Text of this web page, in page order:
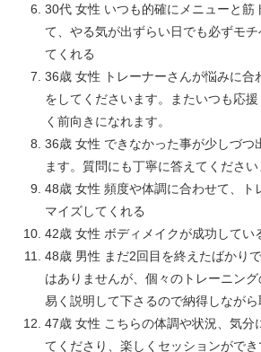
30代 女性 いつも的確にメニューと筋
て、やる気が出ずらい日でも必ずモ
てくれる
36歳 女性 トレーナーさんが悩みに合
をしてくださいます。またいつも応
く前向きになれます。
36歳 女性 できなかった事が少しづつ
ます。質問にも丁寧に答えてください
48歳 女性 頻度や体調に合わせて、ト
マイズしてくれる
42歳 女性 ボディメイクが成功してい
48歳 男性 まだ2回目を終えたばかり
はありませんが、個々のトレーニン
易く説明して下さるので納得しながら
47歳 女性 こちらの体調や状況、気分
てくださり、楽しくセッションができ